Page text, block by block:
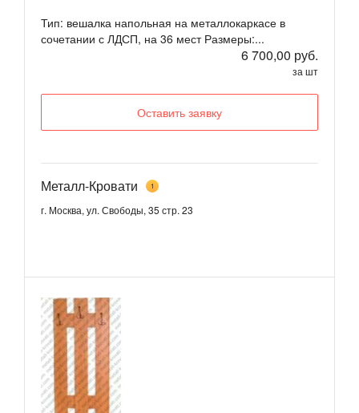
Тип: вешалка напольная на металлокаркасе в
сочетании с ЛДСП, на 36 мест Размеры:...
6 700,00 руб.
за шт
Оставить заявку
Металл-Кровати 1
г. Москва, ул. Свободы, 35 стр. 23